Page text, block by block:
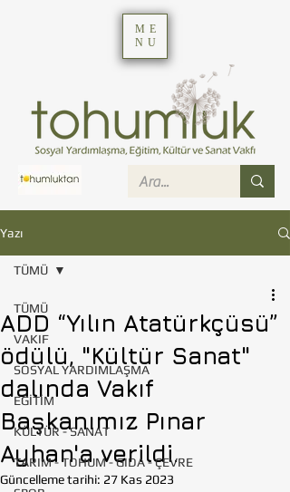
ME
NU
Yazı
TÜMÜ
VAKIF
SOSYAL YARDIMLAŞMA
EĞİTİM
KÜLTÜR - SANAT
TARIM - TOHUM - GIDA - ÇEVRE
TÜMÜ
ADD “Yılın Atatürkçüsü”
ödülü, "Kültür Sanat"
dalında Vakıf
Başkanımız Pınar
Ayhan'a verildi.
Güncelleme tarihi: 27 Kas 2023